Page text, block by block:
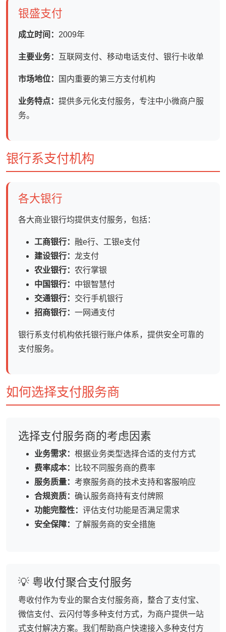
银盛支付
成立时间： 2009年
主要业务： 互联网支付、移动电话支付、银行卡收单
市场地位： 国内重要的第三方支付机构
业务特点： 提供多元化支付服务，专注中小微商户服
务。
银行系支付机构
各大银行
各大商业银行均提供支付服务，包括：
工商银行： 融e行、工银e支付
建设银行： 龙支付
农业银行： 农行掌银
中国银行： 中银智慧付
交通银行： 交行手机银行
招商银行： 一网通支付
银行系支付机构依托银行账户体系，提供安全可靠的
支付服务。
如何选择支付服务商
选择支付服务商的考虑因素
业务需求： 根据业务类型选择合适的支付方式
费率成本：
比较不同服务商的费率
服务质量： 考察服务商的技术支持和客服响应
合规资质： 确认服务商持有支付牌照
功能完整性： 评估支付功能是否满足需求
安全保障： 了解服务商的安全措施
💡 粤收付聚合支付服务
粤收付作为专业的聚合支付服务商，整合了支付宝、
微信支付、云闪付等多种支付方式，为商户提供一站
式支付解决方案。我们帮助商户快速接入多种支付方